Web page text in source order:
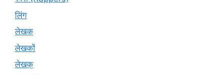
लिंग
लेखक
लेखकों
लेखक्